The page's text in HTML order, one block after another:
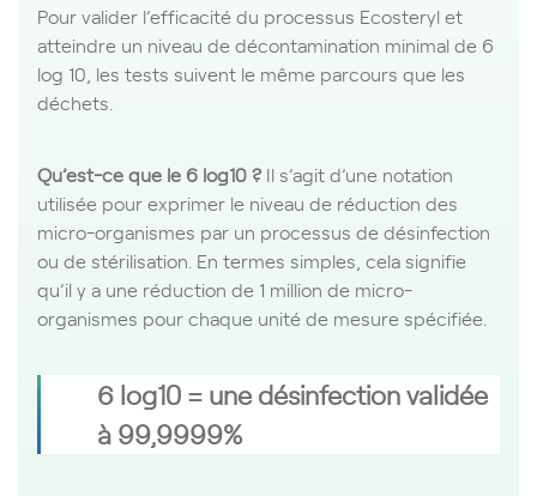
Pour valider l’efficacité du processus Ecosteryl et
atteindre un niveau de décontamination minimal de 6
log 10, les tests suivent le même parcours que les
déchets.
Qu’est-ce que le 6 log10 ?Il s’agit d’une notation
utilisée pour exprimer le niveau de réduction des
micro-organismes par un processus de désinfection
ou de stérilisation. En termes simples, cela signifie
qu’il y a une réduction de 1 million de micro-
organismes pour chaque unité de mesure spécifiée.
6 log10 = une désinfection validée
à 99,9999%